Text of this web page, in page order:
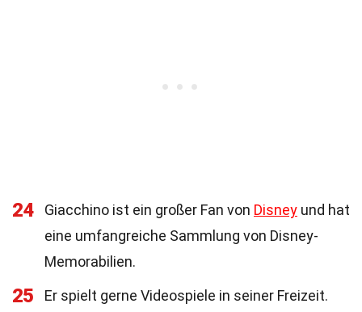
24 Giacchino ist ein großer Fan von Disney und hat
eine umfangreiche Sammlung von Disney-
Memorabilien.
25 Er spielt gerne Videospiele in seiner Freizeit.